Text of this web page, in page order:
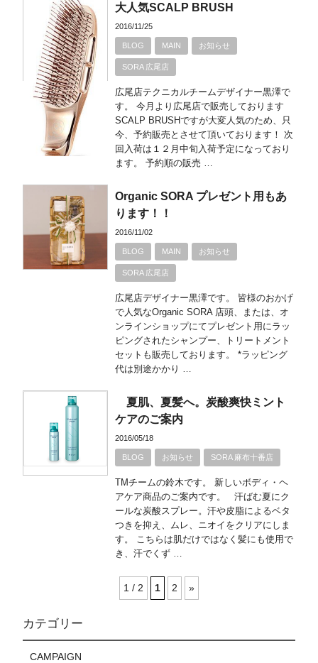
大人気SCALP BRUSH
2016/11/25
BLOG MAIN お知らせ
SORA 広尾店
広尾店テクニカルチームデザイナー黒澤で
す。 今月より広尾店で販売しております
SCALP BRUSHですが大変人気のため、只
今、予約販売とさせて頂いております！ 次
回入荷は１２月中旬入荷予定になっており
ます。 予約順の販売 …
Organic SORA プレゼント用もあ
ります！！
2016/11/02
BLOG MAIN お知らせ
SORA 広尾店
広尾店デザイナー黒澤です。 皆様のおかげ
で人気なOrganic SORA 店頭、または、オ
ンラインショップにてプレゼント用にラッ
ピングされたシャンプー、トリートメント
セットも販売しております。 *ラッピング
代は別途かかり …
夏肌、夏髪へ。炭酸爽快ミント
ケアのご案内
2016/05/18
BLOG お知らせ SORA 麻布十番店
TMチームの鈴木です。 新しいボディ・ヘ
アケア商品のご案内です。 汗ばむ夏にク
ールな炭酸スプレー。汗や皮脂によるベタ
つきを抑え、ムレ、ニオイをクリアにしま
す。 こちらは肌だけではなく髪にも使用で
き、汗でくず …
1 / 2 1 2 »
カテゴリー
CAMPAIGN